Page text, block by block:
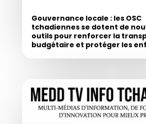
Gouvernance locale : les OSC
tchadiennes se dotent de
outils pour renforcer la
budgétaire et protéger les